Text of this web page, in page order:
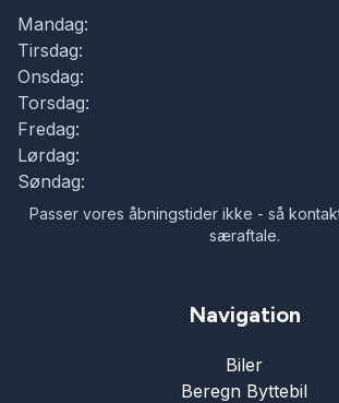
Mandag:
Tirsdag:
Onsdag:
Torsdag:
Fredag:
Lørdag:
Søndag:
Passer vores åbningstider ikke - så
særaftale.
Navigation
Biler
Beregn Byttebil